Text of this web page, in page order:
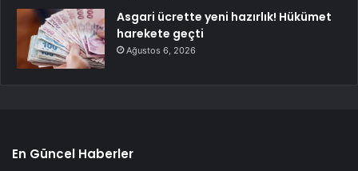
Asgari ücrette yeni hazırlık! Hükümet
harekete geçti
Ağustos 6, 2026
En Güncel Haberler